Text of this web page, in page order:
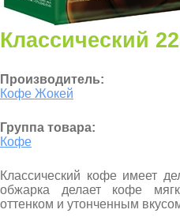
Классический
Производитель:
Кофе Жокей
Группа товара:
Кофе
Классический кофе имеет
обжарка делает кофе
оттенком и утонченным